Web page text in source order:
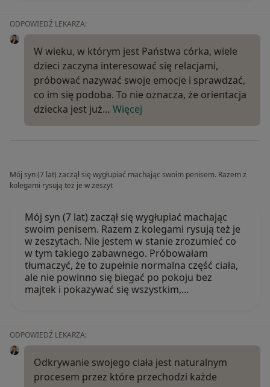
ODPOWIEDŹ LEKARZA:
W wieku, w którym jest Państwa córka, wiele
dzieci zaczyna interesować się relacjami,
próbować nazywać swoje emocje i sprawdzać,
co im się podoba. To nie oznacza, że orientacja
dziecka jest już… Więcej
Mój syn (7 lat) zaczął się wygłupiać machając swoim penisem. Razem z
kolegami rysują też je w zeszyt
Mój syn (7 lat) zaczął się wygłupiać machając
swoim penisem. Razem z kolegami rysują też je
w zeszytach. Nie jestem w stanie zrozumieć co
w tym takiego zabawnego. Próbowałam
tłumaczyć, że to zupełnie normalna część ciała,
ale nie powinno się biegać po pokoju bez
majtek i pokazywać się wszystkim,…
ODPOWIEDŹ LEKARZA:
Odkrywanie swojego ciała jest naturalnym
procesem przez które przechodzi każde